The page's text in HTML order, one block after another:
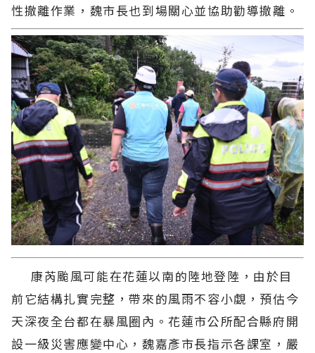
性撤離作業，魏市長也到場關心並協助勸導撤離。
康芮颱風可能在花蓮以南的陸地登陸，由於目
前它結構扎實完整，帶來的風雨不容小覷，預估今
天深夜全台都在暴風圈內。花蓮市公所配合縣府開
設一級災害應變中心，魏嘉彥市長指示各課室，嚴